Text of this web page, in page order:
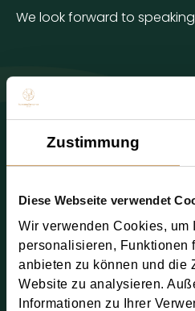
Zustimmung
Diese Webseite verwendet
Wir verwenden Cookies, um
personalisieren, Funktionen
anbieten zu können und die
Website zu analysieren.
Informationen zu Ihrer
We look forward to